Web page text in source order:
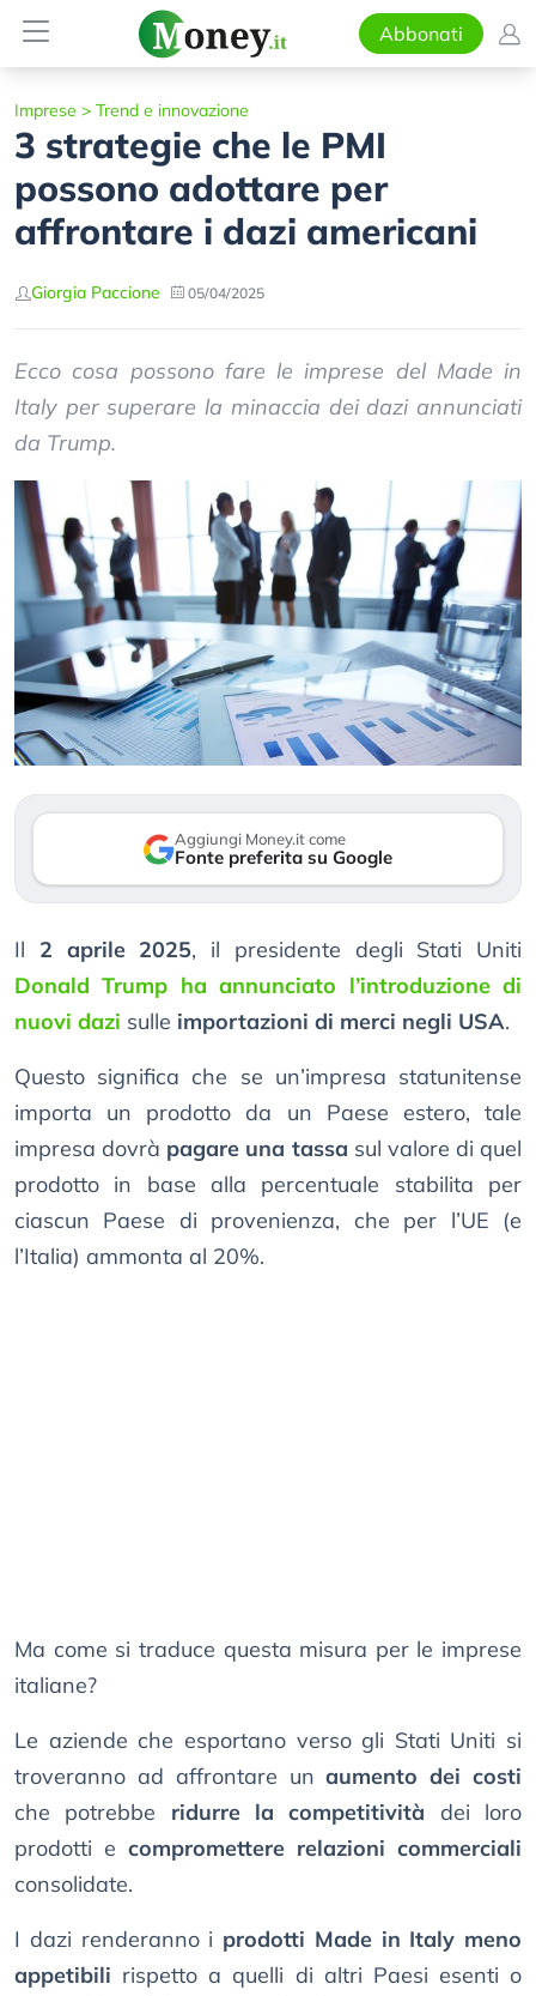
Abbonati
Imprese > Trend e innovazione
3 strategie che le PMI
possono adottare per
affrontare i dazi americani
Giorgia Paccione 05/04/2025
Ecco cosa possono fare le imprese del Made in
Italy per superare la minaccia dei dazi annunciati
da Trump.
Aggiungi Money.it come
Fonte preferita su Google
Il 2 aprile 2025, il presidente degli Stati Uniti
Donald Trump ha annunciato l’introduzione di
nuovi dazi sulle importazioni di merci negli USA.
Questo significa che se un’impresa statunitense
importa un prodotto da un Paese estero, tale
impresa dovrà pagare una tassa sul valore di quel
prodotto in base alla percentuale stabilita per
ciascun Paese di provenienza, che per l’UE (e
l’Italia) ammonta al 20%.
Ma come si traduce questa misura per le imprese
italiane?
Le aziende che esportano verso gli Stati Uniti si
troveranno ad affrontare unaumento dei costi
che potrebbe ridurre la competitività dei loro
prodotti e compromettere relazioni commerciali
consolidate.
I dazi renderanno i prodotti Made in Italy meno
appetibili rispetto a quelli di altri Paesi esenti o